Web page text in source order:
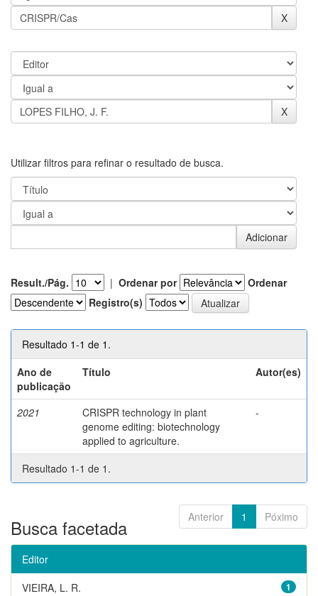
Utilizar filtros para refinar o resultado de busca.
Result./Pág. | Ordenar por
Ordenar
Registro(s)
Resultado 1-1 de 1.
Ano de
publicação
Título Autor(es)
2021
CRISPR technology in plant
genome editing: biotechnology
applied to agriculture.
-
Resultado 1-1 de 1.
Anterior 1 Póximo
Busca facetada
Editor
1
VIEIRA, L. R.